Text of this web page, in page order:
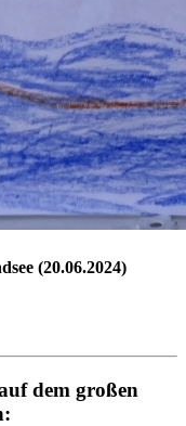
(20.06.2024)
dem großen